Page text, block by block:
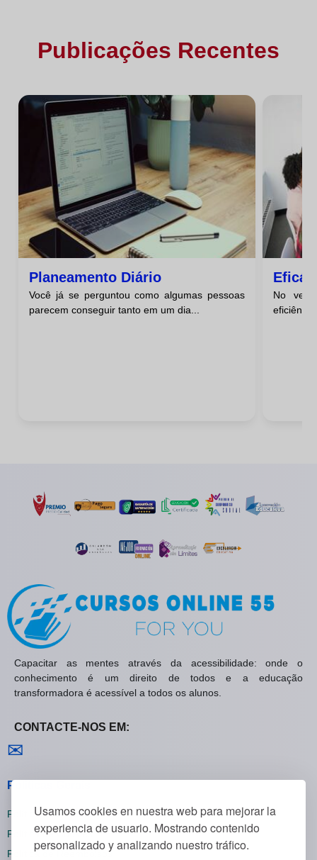
Usamos cookies en nuestra web para mejorar la
experiencia de usuario. Mostrando contenido
personalizado y analizando nuestro tráfico.
Publicações Recentes
Planeamento Diário
Você já se perguntou como algumas pessoas
parecem conseguir tanto em um dia...
No
Capacitar as mentes através da acessibilidade: onde o
conhecimento é um direito de todos e a educação
transformadora é acessível a todos os alunos.
CONTACTE-NOS EM:
✉
Políticas Gerais
Política de Privacidade
Política de Cookies
Política de Reembolsos